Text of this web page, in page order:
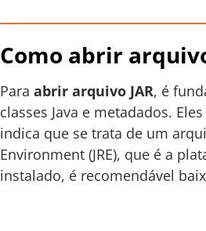
Como abrir
Para abrir arquivo JAR, é
classes Java e metadados.
indica que se trata de um
Environment (JRE), que é a
instalado, é recomendável